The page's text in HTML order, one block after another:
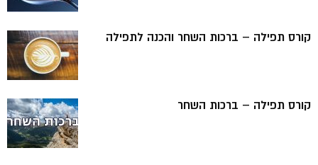
קורס תפילה – ברכות השחר והכנה לתפילה
קורס תפילה – ברכות השחר